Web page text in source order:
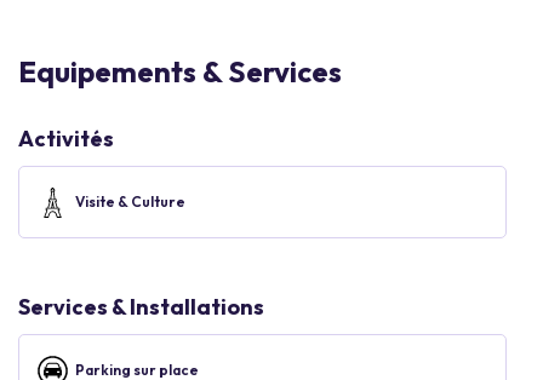
Equipements & Services
Activités
Visite & Culture
Services & Installations
Parking sur place